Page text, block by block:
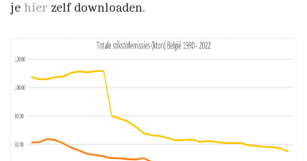
je hier zelf downloaden.